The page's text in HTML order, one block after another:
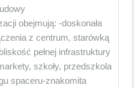
obejmują: -doskonała
z centrum, starówką
pełnej infrastruktury
szkoły, przedszkola
spaceru-znakomita